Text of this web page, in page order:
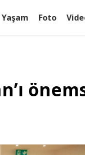
Yaşam Foto